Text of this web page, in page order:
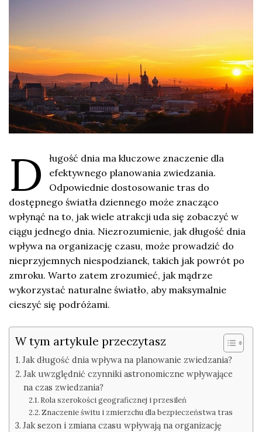
D
ługość dnia ma kluczowe znaczenie dla
efektywnego planowania zwiedzania.
Odpowiednie dostosowanie tras do
dostępnego światła dziennego może znacząco
wpłynąć na to, jak wiele atrakcji uda się zobaczyć w
ciągu jednego dnia. Niezrozumienie, jak długość dnia
wpływa na organizację czasu, może prowadzić do
nieprzyjemnych niespodzianek, takich jak powrót po
zmroku. Warto zatem zrozumieć, jak mądrze
wykorzystać naturalne światło, aby maksymalnie
cieszyć się podróżami.
W tym artykule przeczytasz
Jak długość dnia wpływa na planowanie zwiedzania?
Jak uwzględnić czynniki astronomiczne wpływające
na czas zwiedzania?
Rola szerokości geograficznej i przesileń
Znaczenie świtu i zmierzchu dla bezpieczeństwa tras
Jak sezon i zmiana czasu wpływają na organizację